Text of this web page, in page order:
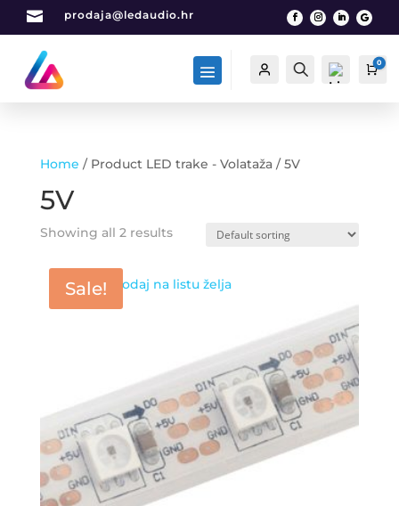
 prodaja@ledaudio.hr
Račun Traži 0
Home / Product LED trake - Volataža / 5V
5V
Showing all 2 results
Sale! Dodaj na listu želja